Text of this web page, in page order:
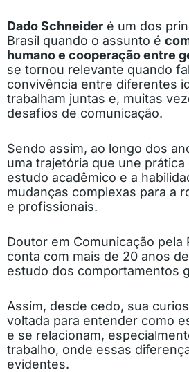
Dado Schneider é um dos
Brasil quando o assunto é
humano e cooperação entre
se tornou relevante quando
convivência entre diferentes
trabalham juntas e, muitas
desafios de comunicação.
Sendo assim, ao longo dos
uma trajetória que une prática
estudo acadêmico e a
mudanças complexas para a
e profissionais.
Doutor em Comunicação pela
conta com mais de 20 anos
estudo dos comportamentos
Assim, desde cedo, sua
voltada para entender como
e se relacionam,
trabalho, onde essas
evidentes.